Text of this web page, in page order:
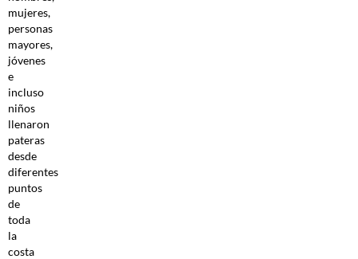
mujeres,
personas
mayores,
jóvenes
e
incluso
niños
llenaron
pateras
desde
diferentes
puntos
de
toda
la
costa